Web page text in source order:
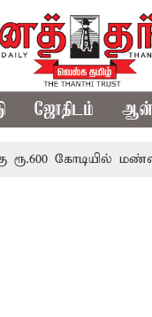
ஜோதிடம்
மண்வள